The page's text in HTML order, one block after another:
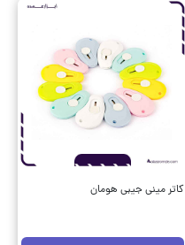
کاتر مینی جیبی هومان